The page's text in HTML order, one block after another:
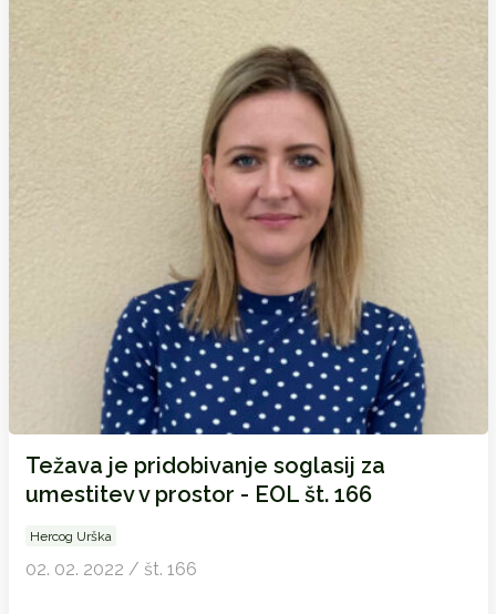
Težava je pridobivanje soglasij za
umestitev v prostor - EOL št. 166
Hercog Urška
02. 02. 2022 / št. 166